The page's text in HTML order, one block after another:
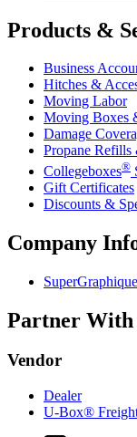
Products &
Business
Hitches &
Moving Labor
Moving Boxes
Damage
Propane Refills
Collegeboxes®
Gift Certificates
Discounts &
Company
Partner With
Vendor
Dealer
U-Box®